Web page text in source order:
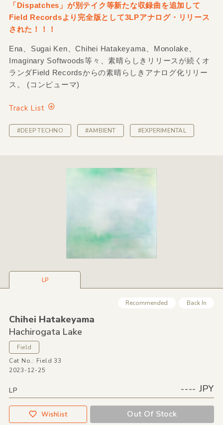
「Dispatches」が別テイク等新たな収録曲を追加して
Field Recordsより完全版として3LPアナログ・リリース
された！！！
Ena、Sugai Ken、Chihei Hatakeyama、Monolake、
Imaginary Softwoods等々、素晴らしきリリースが続くオ
ランダField Recordsからの素晴らしきアナログ化リリー
ス。 (コンピューマ)
Track List
#DEEP TECHNO #AMBIENT #EXPERIMENTAL
LP
Recommended Back In
Chihei Hatakeyama
Hachirogata Lake
Field
Cat No.: Field 33
2023-12-25
LP ---- JPY
Wishlist Out Of Stock